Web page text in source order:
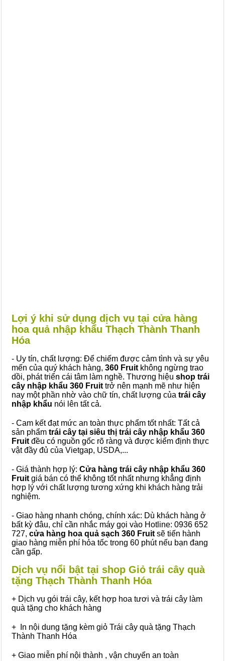
Lợi ý khi sử dụng dịch vụ tại cửa hàng
hoa quả nhập khẩu Thạch Thành Thanh
Hóa
- Uy tín, chất lượng: Để chiếm được cảm tình và sự yêu
mến của quý khách hàng, 360 Fruit không ngừng trao
dồi, phát triển cái tâm làm nghề. Thương hiệu shop trái
cây nhập khẩu 360 Fruit trở nên mạnh mẽ như hiện
nay một phần nhờ vào chữ tín, chất lượng của trái cây
nhập khẩu nói lên tất cả.
- Cam kết đạt mức an toàn thực phẩm tốt nhất: Tất cả
sản phẩm trái cây tại siêu thị trái cây nhập khẩu 360
Fruit đều có nguồn gốc rõ ràng và được kiểm định thực
vật đầy đủ của Vietgap, USDA,...
- Giá thành hợp lý: Cửa hàng trái cây nhập khẩu 360
Fruit giá bán có thể không tốt nhất nhưng khẳng định
hợp lý với chất lượng tương xứng khi khách hàng trải
nghiệm.
- Giao hàng nhanh chóng, chính xác: Dù khách hàng ở
bất kỳ đâu, chỉ cần nhắc máy gọi vào Hotline: 0936 652
727, cửa hàng hoa quả sạch 360 Fruit sẽ tiến hành
giao hàng miễn phí hỏa tốc trong 60 phút nếu bạn đang
cần gấp.
Dịch vụ nổi bật tại shop Giỏ trái cây quà
tặng Thạch Thành Thanh Hóa
+ Dịch vụ gói trái cây, kết hợp hoa tươi và trái cây làm
quà tặng cho khách hàng
+ In nội dung tặng kèm giỏ Trái cây quà tặng Thạch
Thành Thanh Hóa
+ Giao miễn phí nội thành , vận chuyển an toàn